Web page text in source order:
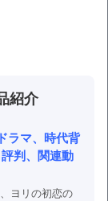
紹介
ラマ、時代背
判、関連動
ヨリの初恋の